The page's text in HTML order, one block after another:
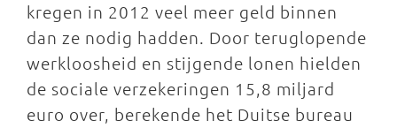
kregen in 2012 veel meer geld binnen
dan ze nodig hadden. Door teruglopende
werkloosheid en stijgende lonen hielden
de sociale verzekeringen 15,8 miljard
euro over, berekende het Duitse bureau